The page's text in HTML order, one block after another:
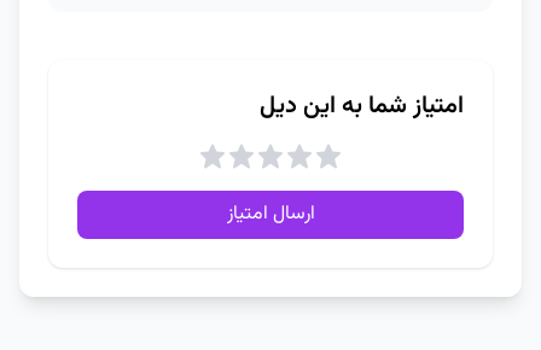
امتیاز شما به این دیل
ارسال امتیاز